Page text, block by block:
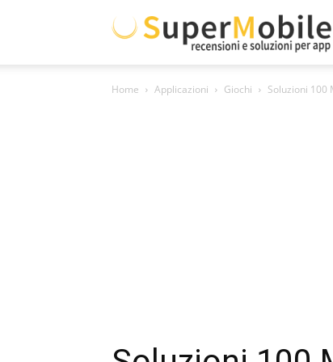
Home Applicazioni Giochi Soluzioni 100